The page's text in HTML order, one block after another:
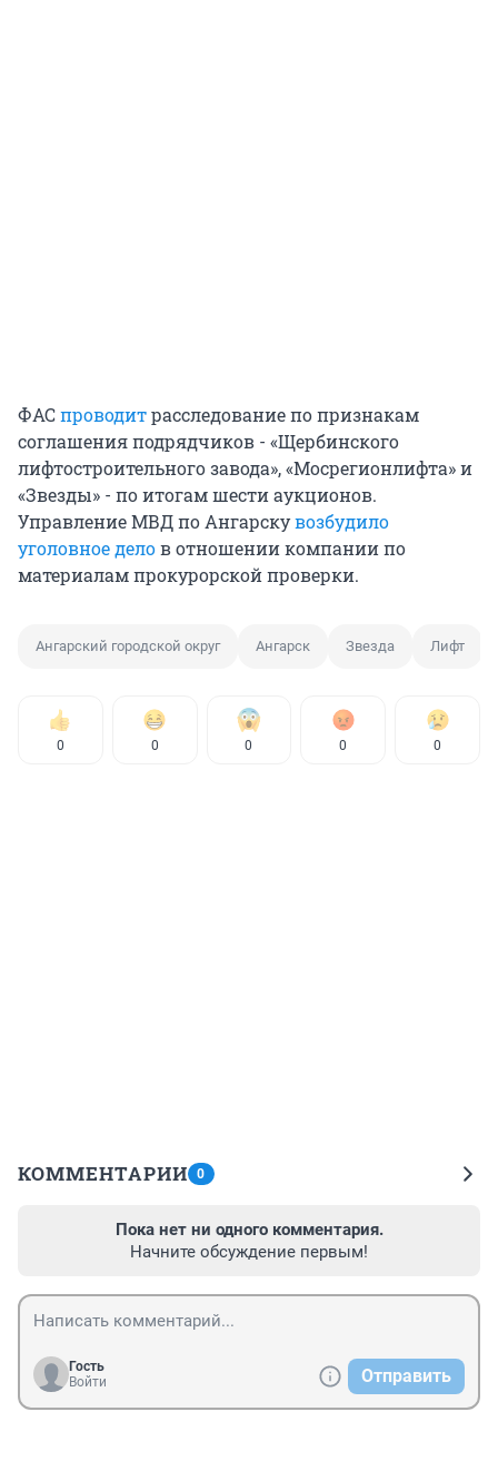
ФАСпроводитрасследование по признакам
соглашения подрядчиков - «Щербинского
лифтостроительного завода», «Мосрегионлифта» и
«Звезды» - по итогам шести аукционов.
Управление МВД по Ангарскувозбудило
уголовное делов отношении компании по
материалам прокурорской проверки.
Ангарский городской округ Ангарск Звезда Лифт
0 0 0 0 0
КОММЕНТАРИИ 0
Пока нет ни одного комментария.
Начните обсуждение первым!
Гость
Войти
Отправить